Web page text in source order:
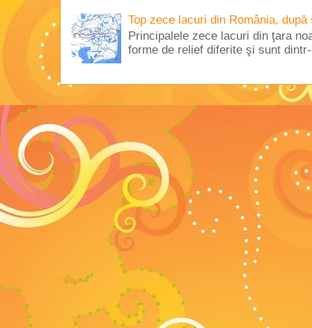
Top zece lacuri din România, după
Principalele zece lacuri din ţara
forme de relief diferite şi sunt